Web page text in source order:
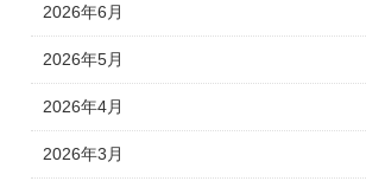
2026年6月
2026年5月
2026年4月
2026年3月